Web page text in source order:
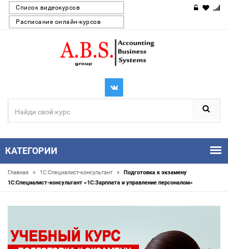
Список видеокурсов
Расписание онлайн-курсов
КАТЕГОРИИ
Главная » 1С:Специалист-консультант »
Подготовка к экзамену
1С:Специалист-консультант «1С:Зарплата и управление персоналом»